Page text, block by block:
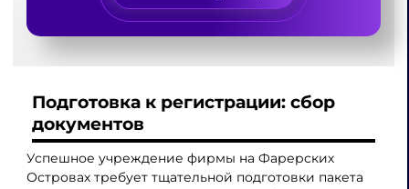
Подготовка к регистрации: сбор
документов
Успешное учреждение фирмы на Фарерских
Островах требует тщательной подготовки пакета